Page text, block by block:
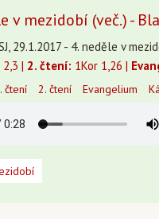
v mezidobí (več.) -
29.1.2017 - 4. neděle v
| 2. čtení: 1Kor 1,26 |
čtení 2. čtení Evangelium